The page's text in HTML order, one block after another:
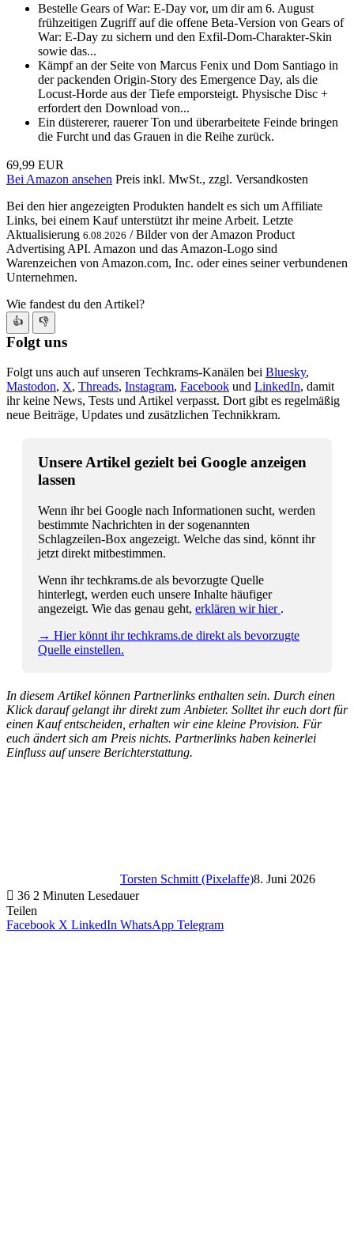
Bestelle Gears of War: E-Day vor, um dir am 6. August
frühzeitigen Zugriff auf die offene Beta-Version von Gears of
War: E-Day zu sichern und den Exfil-Dom-Charakter-Skin
sowie das...
Kämpf an der Seite von Marcus Fenix und Dom Santiago in
der packenden Origin-Story des Emergence Day, als die
Locust-Horde aus der Tiefe emporsteigt. Physische Disc +
erfordert den Download von...
Ein düstererer, rauerer Ton und überarbeitete Feinde bringen
die Furcht und das Grauen in die Reihe zurück.
69,99 EUR
Bei Amazon ansehen Preis inkl. MwSt., zzgl. Versandkosten
Bei den hier angezeigten Produkten handelt es sich um Affiliate
Links, bei einem Kauf unterstützt ihr meine Arbeit. Letzte
Aktualisierung 6.08.2026 / Bilder von der Amazon Product
Advertising API. Amazon und das Amazon-Logo sind
Warenzeichen von Amazon.com, Inc. oder eines seiner verbundenen
Unternehmen.
Wie fandest du den Artikel?
👍 👎
Folgt uns
Folgt uns auch auf unseren Techkrams-Kanälen bei Bluesky,
Mastodon, X, Threads, Instagram, Facebook und LinkedIn, damit
ihr keine News, Tests und Artikel verpasst. Dort gibt es regelmäßig
neue Beiträge, Updates und zusätzlichen Technikkram.
Unsere Artikel gezielt bei Google anzeigen
lassen
Wenn ihr bei Google nach Informationen sucht, werden
bestimmte Nachrichten in der sogenannten
Schlagzeilen-Box angezeigt. Welche das sind, könnt ihr
jetzt direkt mitbestimmen.
Wenn ihr techkrams.de als bevorzugte Quelle
hinterlegt, werden euch unsere Inhalte häufiger
angezeigt. Wie das genau geht, erklären wir hier .
→ Hier könnt ihr techkrams.de direkt als bevorzugte
Quelle einstellen.
In diesem Artikel können Partnerlinks enthalten sein. Durch einen
Klick darauf gelangt ihr direkt zum Anbieter. Solltet ihr euch dort für
einen Kauf entscheiden, erhalten wir eine kleine Provision. Für
euch ändert sich am Preis nichts. Partnerlinks haben keinerlei
Einfluss auf unsere Berichterstattung.
Torsten Schmitt (Pixelaffe)8. Juni 2026
36 2 Minuten Lesedauer
Teilen
Facebook X LinkedIn WhatsApp Telegram